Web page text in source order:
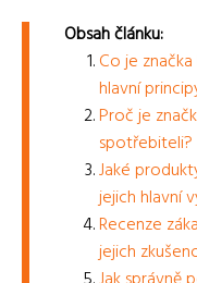
Obsah článku:
Co je
hlavní
Proč je
spotřebiteli?
Jaké
jejich hlavní
Recenze
jejich